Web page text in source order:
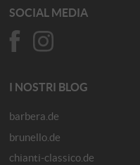
SOCIAL MEDIA
I NOSTRI BLOG
barbera.de
brunello.de
chianti-classico.de